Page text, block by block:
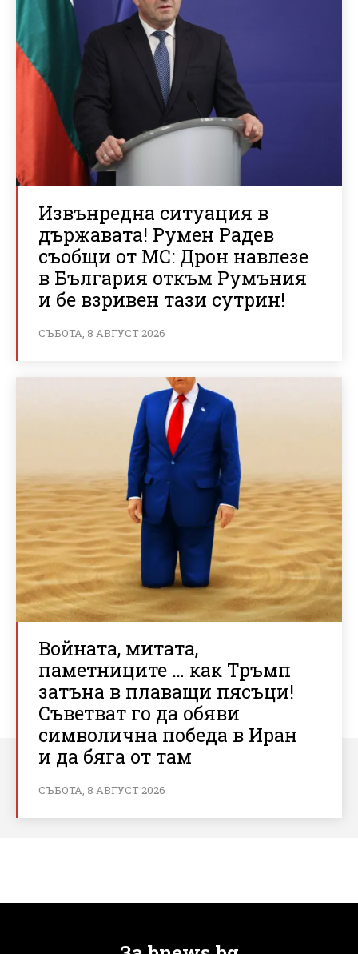
Извънредна ситуация в
държавата! Румен Радев
съобщи от МС: Дрон навлезе
в България откъм Румъния
и бе взривен тази сутрин!
СЪБОТА, 8 АВГУСТ 2026
Войната, митата,
паметниците … как Тръмп
затъна в плаващи пясъци!
Съветват го да обяви
символична победа в Иран
и да бяга от там
СЪБОТА, 8 АВГУСТ 2026